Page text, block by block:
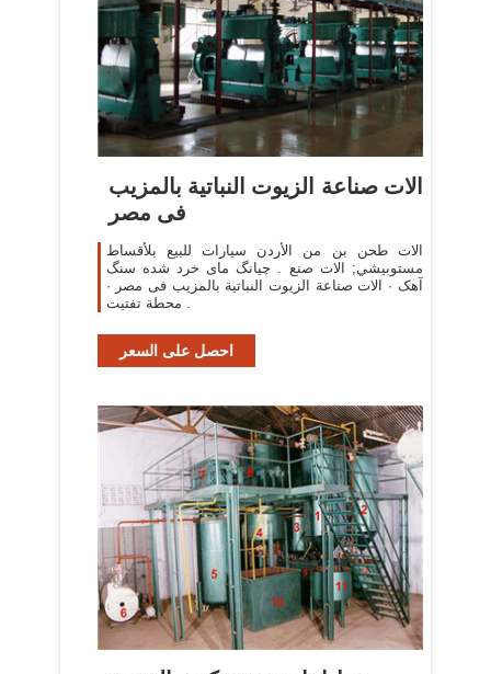
الات صناعة الزيوت النباتية بالمزيب
فى مصر
الات طحن بن من الأردن سيارات للبيع بلأقساط‎
آهک · الات صناعة الزيوت النباتية بالمزيب فى مصر ·
محطة تفتيت .
احصل على السعر